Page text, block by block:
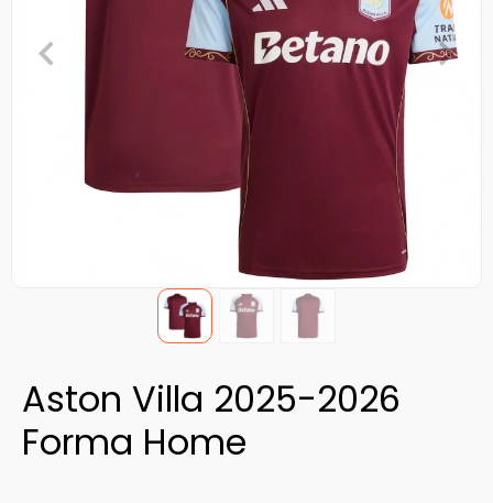
Aston Villa 2025-2026
Forma Home